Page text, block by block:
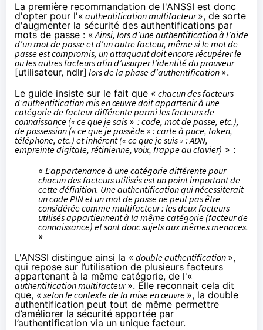
La première recommandation de l'ANSSI est donc
d'opter pour l'« authentification multifacteur», de sorte
d'augmenter la sécurité des authentifications par
mots de passe : «Ainsi, lors d’une authentification à l’aide
d’un mot de passe et d’un autre facteur, même si le mot de
passe est compromis, un attaquant doit encore récupérer le
ou les autres facteurs afin d’usurper l’identité du prouveur
[utilisateur, ndlr] lors de la phase d’authentification ».
Le guide insiste sur le fait que « chacun des facteurs
d’authentification mis en œuvre doit appartenir à une
catégorie de facteur différente parmi les facteurs de
connaissance (« ce que je sais » : code, mot de passe, etc.),
de possession (« ce que je possède » : carte à puce, token,
téléphone, etc.) et inhérent (« ce que je suis » : ADN,
empreinte digitale, rétinienne, voix, frappe au clavier) » :
« L’appartenance à une catégorie différente pour
chacun des facteurs utilisés est un point important de
cette définition. Une authentification qui nécessiterait
un code PIN et un mot de passe ne peut pas être
considérée comme multifacteur : les deux facteurs
utilisés appartiennent à la même catégorie (facteur de
connaissance) et sont donc sujets aux mêmes menaces.
»
L'ANSSI distingue ainsi la « double authentification »,
qui repose sur l’utilisation de plusieurs facteurs
appartenant à la même catégorie, de l'«
authentification multifacteur». Elle reconnait cela dit
que, « selon le contexte de la mise en œuvre », la double
authentification peut tout de même permettre
d’améliorer la sécurité apportée par
l’authentification via un unique facteur.